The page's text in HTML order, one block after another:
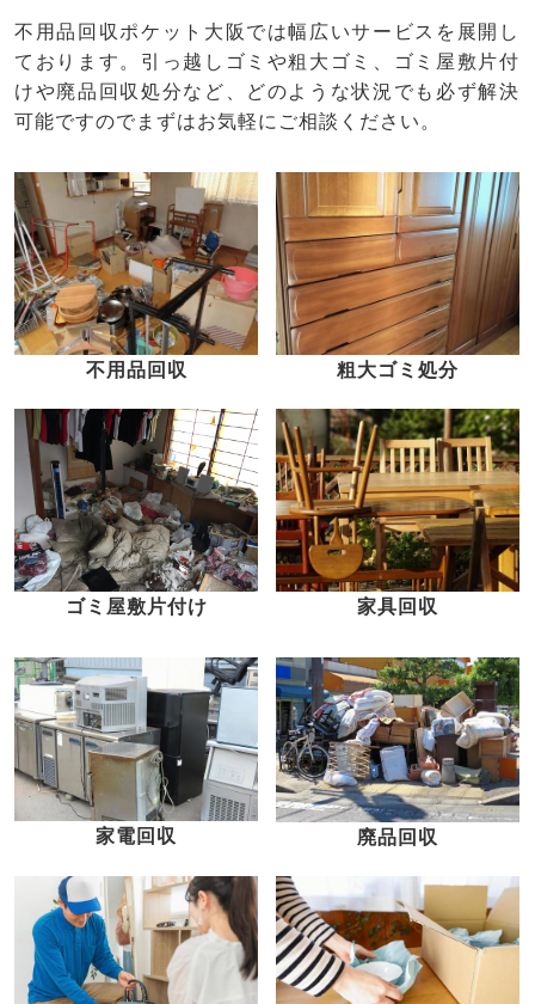
不用品回収ポケット大阪では幅広いサービスを展開し
ております。引っ越しゴミや粗大ゴミ、ゴミ屋敷片付
けや廃品回収処分など、どのような状況でも必ず解決
可能ですのでまずはお気軽にご相談ください。
不用品回収 粗大ゴミ処分
ゴミ屋敷片付け 家具回収
家電回収 廃品回収